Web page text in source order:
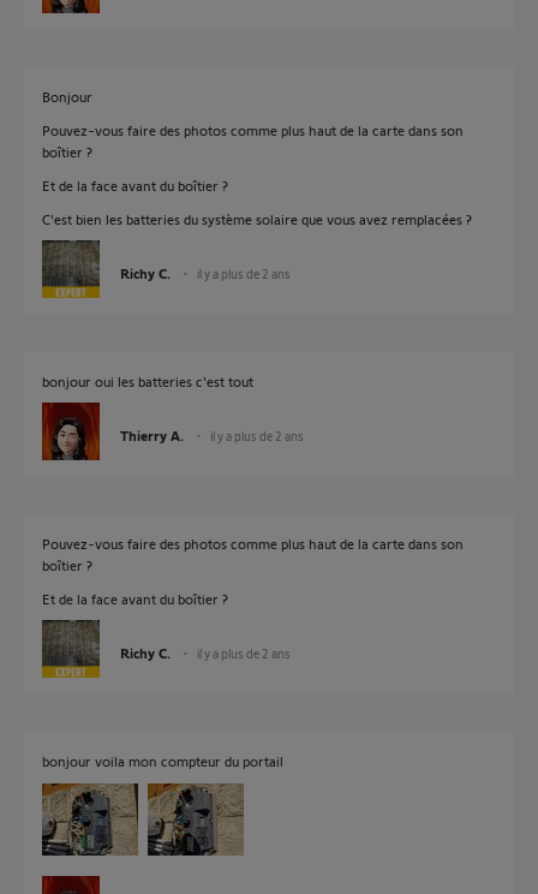
Bonjour
Pouvez-vous faire des photos comme plus haut de la carte dans son
boîtier ?
Et de la face avant du boîtier ?
C'est bien les batteries du système solaire que vous avez remplacées ?
Richy C. il y a plus de 2 ans
bonjour oui les batteries c'est tout
Thierry A. il y a plus de 2 ans
Pouvez-vous faire des photos comme plus haut de la carte dans son
boîtier ?
Et de la face avant du boîtier ?
Richy C. il y a plus de 2 ans
bonjour voila mon compteur du portail